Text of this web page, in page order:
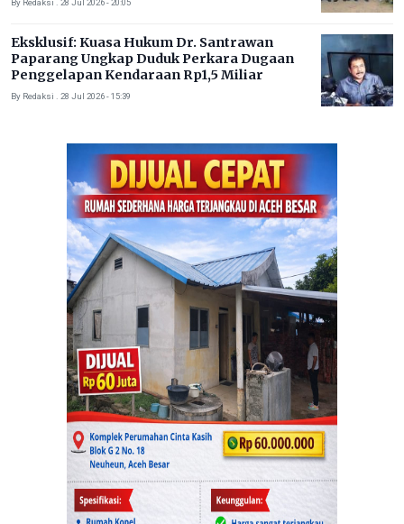
By Redaksi . 28 Jul 2026 - 20:05
Eksklusif: Kuasa Hukum Dr. Santrawan
Paparang Ungkap Duduk Perkara Dugaan
Penggelapan Kendaraan Rp1,5 Miliar
By Redaksi . 28 Jul 2026 - 15:39